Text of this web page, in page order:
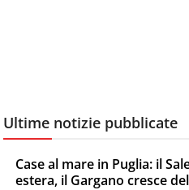
Ultime notizie pubblicate
Case al mare in Puglia: il
estera, il Gargano cresce